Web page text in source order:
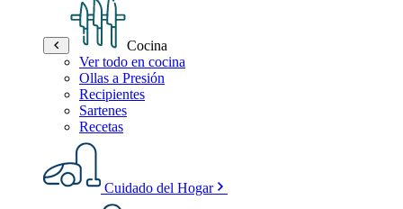
Cocina
Ver todo en cocina
Ollas a Presión
Recipientes
Sartenes
Recetas
Cuidado del Hogar